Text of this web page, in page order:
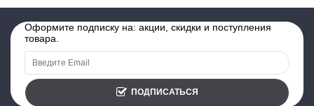
Оформите подписку на: акции, скидки и поступления
товара.
ПОДПИСАТЬСЯ